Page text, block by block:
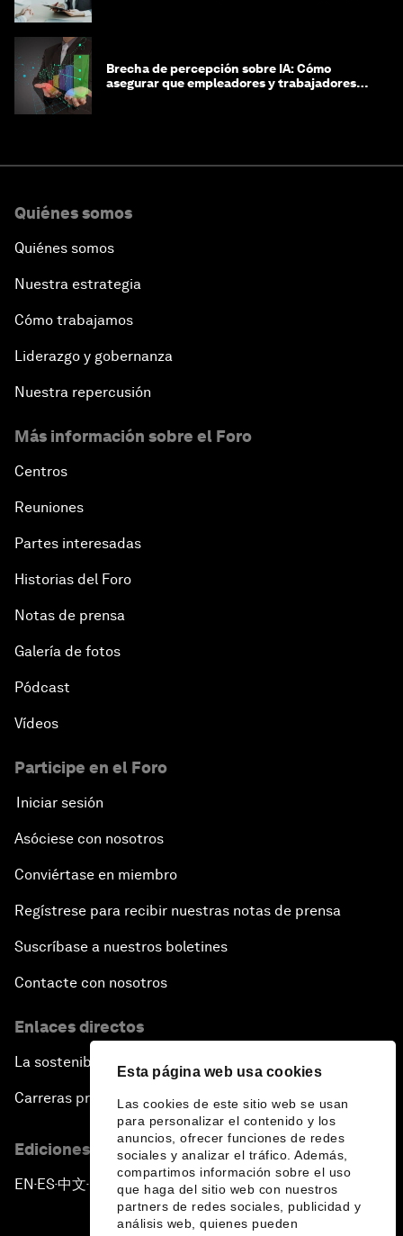
Esta página web usa cookies
Las cookies de este sitio web se usan
para personalizar el contenido y los
anuncios, ofrecer funciones de redes
sociales y analizar el tráfico. Además,
compartimos información sobre el uso
que haga del sitio web con nuestros
partners de redes sociales, publicidad y
análisis web, quienes pueden
Brecha de percepción sobre IA: Cómo
asegurar que empleadores y trabajadores
Quiénes somos
Quiénes somos
Nuestra estrategia
Cómo trabajamos
Liderazgo y gobernanza
Nuestra repercusión
Más información sobre el Foro
Centros
Reuniones
Partes interesadas
Historias del Foro
Notas de prensa
Galería de fotos
Pódcast
Vídeos
Participe en el Foro
Iniciar sesión
Asóciese con nosotros
Conviértase en miembro
Regístrese para recibir nuestras notas de prensa
Suscríbase a nuestros boletines
Contacte con nosotros
Enlaces directos
La sostenibilidad en el Foro
Carreras profesionales
Ediciones en otros idiomas
EN ▪ ES▪中文▪ 日本語